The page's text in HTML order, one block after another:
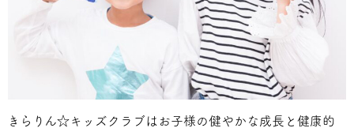
きらりん☆キッズクラブはお子様の健やかな成長と健康的